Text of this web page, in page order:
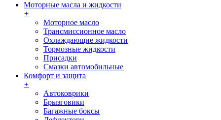
Моторные масла и жидкости
+
Моторное масло
Трансмиссионное масло
Охлаждающие жидкости
Тормозные жидкости
Присадки
Смазки автомобильные
Комфорт и защита
+
Автоковрики
Брызговики
Багажные боксы